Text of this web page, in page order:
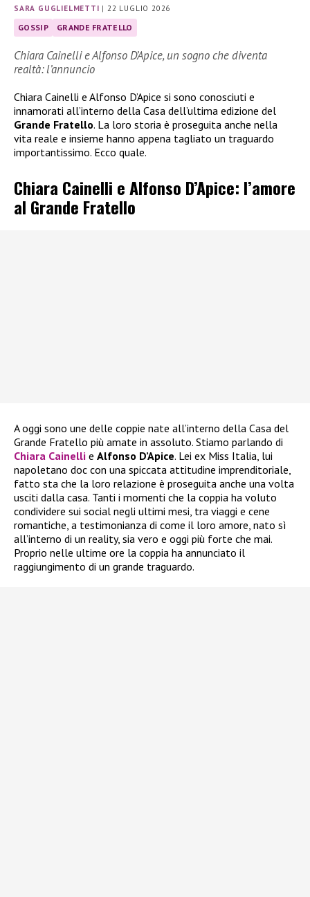
SARA GUGLIELMETTI |22 LUGLIO 2026
GOSSIP GRANDE FRATELLO
Chiara Cainelli e Alfonso D’Apice, un sogno che diventa
realtà: l’annuncio
Chiara Cainelli e Alfonso D’Apice si sono conosciuti e
innamorati all’interno della Casa dell’ultima edizione del
Grande Fratello. La loro storia è proseguita anche nella
vita reale e insieme hanno appena tagliato un traguardo
importantissimo. Ecco quale.
Chiara Cainelli e Alfonso D’Apice: l’amore
al Grande Fratello
A oggi sono une delle coppie nate all’interno della Casa del
Grande Fratello più amate in assoluto. Stiamo parlando di
Chiara Cainelli e Alfonso D’Apice. Lei ex Miss Italia, lui
napoletano doc con una spiccata attitudine imprenditoriale,
fatto sta che la loro relazione è proseguita anche una volta
usciti dalla casa. Tanti i momenti che la coppia ha voluto
condividere sui social negli ultimi mesi, tra viaggi e cene
romantiche, a testimonianza di come il loro amore, nato sì
all’interno di un reality, sia vero e oggi più forte che mai.
Proprio nelle ultime ore la coppia ha annunciato il
raggiungimento di un grande traguardo.